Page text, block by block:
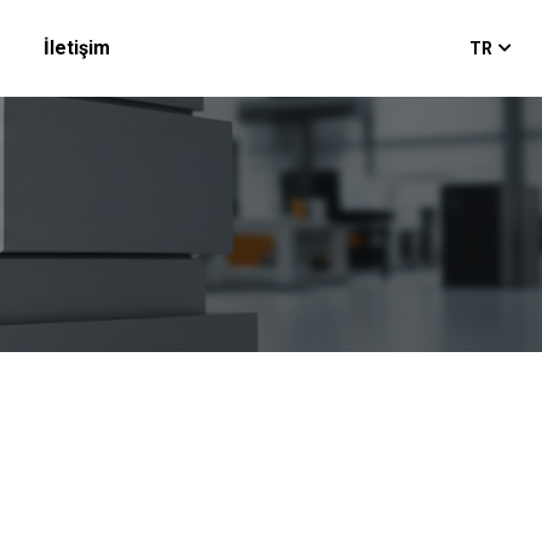
İletişim TR